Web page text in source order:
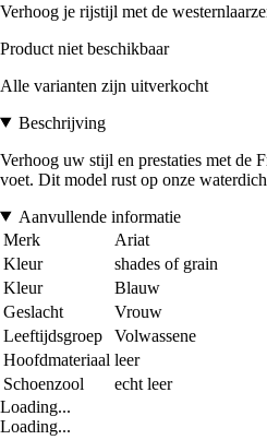
Verhoog je rijstijl met de
Product niet beschikbaar
Alle varianten zijn uitverkocht
Beschrijving
Verhoog uw stijl en prestaties met de
voet. Dit model rust op onze
Aanvullende informatie
Merk
Ariat
Kleur
shades of grain
Kleur
Blauw
Geslacht
Vrouw
Leeftijdsgroep
Volwassene
Hoofdmateriaal leer
Schoenzool
echt leer
Loading...
Loading...